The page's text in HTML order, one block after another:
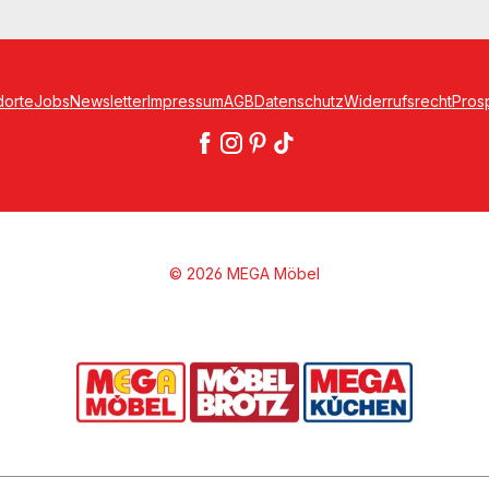
JobsNewsletterImpressumAGBDatenschutzWiderrufsrecht
© 2026 MEGA Möbel